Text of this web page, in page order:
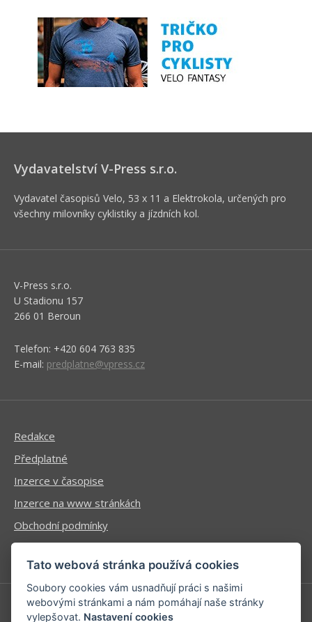
Vydavatelství V-Press s.r.o.
Vydavatel časopisů Velo, 53 x 11 a Elektrokola, určených pro
všechny milovníky cyklistiky a jízdních kol.
V-Press s.r.o.
U Stadionu 157
266 01 Beroun
Telefon: +420 604 763 835
E-mail: predplatne@vpress.cz
Redakce
Předplatné
Inzerce v časopise
Inzerce na www stránkách
Obchodní podmínky
Ochrana osobních údajů
Tato webová stránka používá cookies
Soubory cookies vám usnadňují práci s našimi
webovými stránkami a nám pomáhají naše stránky
vylepšovat. Nastavení cookies